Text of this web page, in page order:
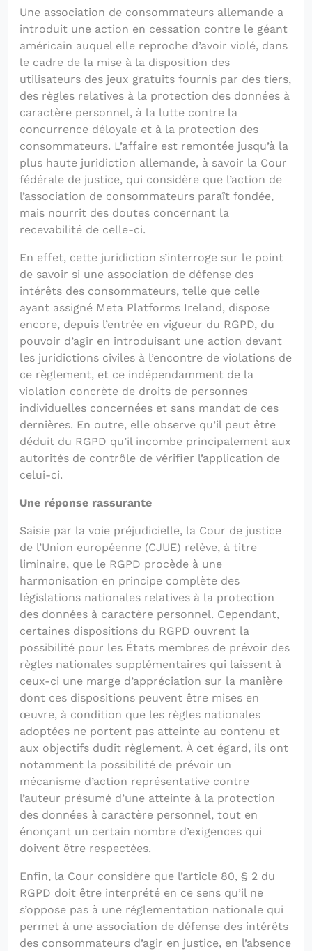
Une association de consommateurs allemande a
introduit une action en cessation contre le géant
américain auquel elle reproche d’avoir violé, dans
le cadre de la mise à la disposition des
utilisateurs des jeux gratuits fournis par des tiers,
des règles relatives à la protection des données à
caractère personnel, à la lutte contre la
concurrence déloyale et à la protection des
consommateurs. L’affaire est remontée jusqu’à la
plus haute juridiction allemande, à savoir la Cour
fédérale de justice, qui considère que l’action de
l’association de consommateurs paraît fondée,
mais nourrit des doutes concernant la
recevabilité de celle-ci.
En effet, cette juridiction s’interroge sur le point
de savoir si une association de défense des
intérêts des consommateurs, telle que celle
ayant assigné Meta Platforms Ireland, dispose
encore, depuis l’entrée en vigueur du RGPD, du
pouvoir d’agir en introduisant une action devant
les juridictions civiles à l’encontre de violations de
ce règlement, et ce indépendamment de la
violation concrète de droits de personnes
individuelles concernées et sans mandat de ces
dernières. En outre, elle observe qu’il peut être
déduit du RGPD qu’il incombe principalement aux
autorités de contrôle de vérifier l’application de
celui-ci.
Une réponse rassurante
Saisie par la voie préjudicielle, la Cour de justice
de l’Union européenne (CJUE) relève, à titre
liminaire, que le RGPD procède à une
harmonisation en principe complète des
législations nationales relatives à la protection
des données à caractère personnel. Cependant,
certaines dispositions du RGPD ouvrent la
possibilité pour les États membres de prévoir des
règles nationales supplémentaires qui laissent à
ceux-ci une marge d’appréciation sur la manière
dont ces dispositions peuvent être mises en
œuvre, à condition que les règles nationales
adoptées ne portent pas atteinte au contenu et
aux objectifs dudit règlement. À cet égard, ils ont
notamment la possibilité de prévoir un
mécanisme d’action représentative contre
l’auteur présumé d’une atteinte à la protection
des données à caractère personnel, tout en
énonçant un certain nombre d’exigences qui
doivent être respectées.
Enfin, la Cour considère que l’article 80, § 2 du
RGPD doit être interprété en ce sens qu’il ne
s’oppose pas à une réglementation nationale qui
permet à une association de défense des intérêts
des consommateurs d’agir en justice, en l’absence